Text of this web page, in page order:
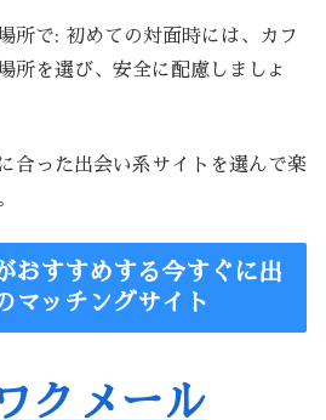
所で: 初めての対面時には、カフ
所を選び、安全に配慮しましょ
合った出会い系サイトを選んで楽
おすすめする今すぐに出
マッチングサイト
クメール